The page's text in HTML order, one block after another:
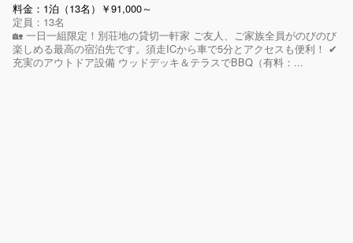
料金：1泊（13名）￥91,000～
定員：13名
🏡 一日一組限定！別荘地の貸切一軒家 ご友人、ご家族全員がのびのび
楽しめる最高の宿泊先です。須走ICから車で5分とアクセスも便利！ ✔
充実のアウトドア設備 ウッドデッキ＆テラスでBBQ（有料：...